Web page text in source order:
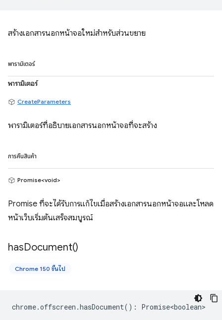
สร้างเอกสารนอกหน้าจอใหม่สำหรับส่วนขยาย
พารามิเตอร์
พารามิเตอร์
CreateParameters
พารามิเตอร์ที่อธิบายเอกสารนอกหน้าจอที่จะสร้าง
การคืนสินค้า
Promise<void>
Promise ที่จะได้รับการแก้ไขเมื่อสร้างเอกสารนอกหน้าจอและโหลด
หน้าเว็บเริ่มต้นเสร็จสมบูรณ์
hasDocument()
Chrome 150 ขึ้นไป
chrome.offscreen .hasDocument() : Promise<boolean>